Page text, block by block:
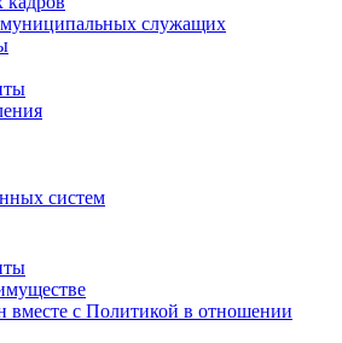
служащих
систем
с Политикой в отношении